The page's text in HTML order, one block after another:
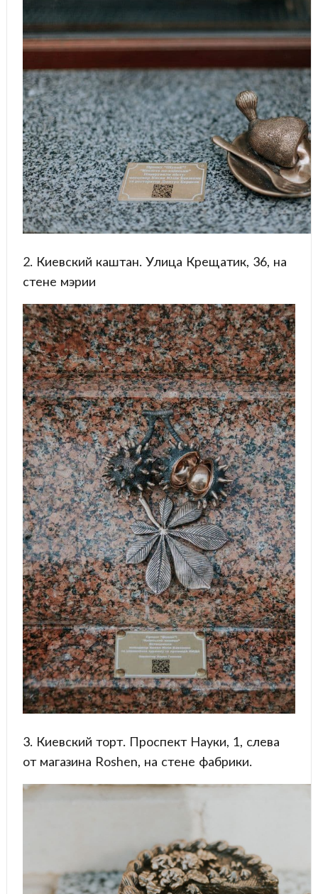
2. Киевский каштан. Улица Крещатик, 36, на
стене мэрии
3. Киевский торт. Проспект Науки, 1, слева
от магазина Roshen, на стене фабрики.